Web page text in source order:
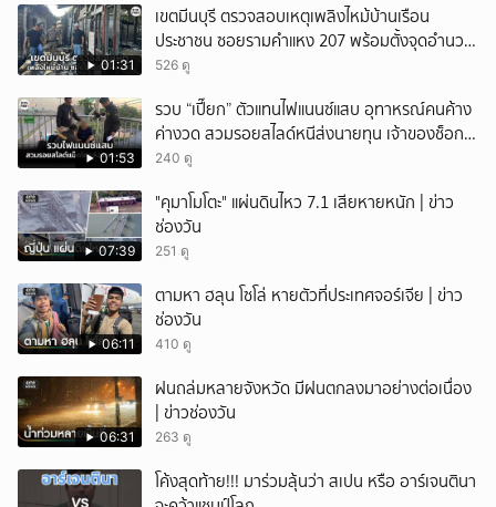
01:31
เขตมีนบุรี ตรวจสอบเหตุเพลิงไหม้บ้านเรือน
ประชาชน ซอยรามคำแหง 207 พร้อมตั้งจุดอำนวย
การช่วยเหลือ
526 ดู
01:53
รวบ “เปี๊ยก” ตัวแทนไฟแนนซ์แสบ อุทาหรณ์คนค้าง
ค่างวด สวมรอยสไลด์หนีส่งนายทุน เจ้าของช็อก
หนี้ยังอยู่ - รถปลิว เสียหายกว่า 600,000 บาท
240 ดู
07:39
"คุมาโมโตะ" แผ่นดินไหว 7.1 เสียหายหนัก | ข่าว
ช่องวัน
251 ดู
06:11
ตามหา ฮลุน โซโล่ หายตัวที่ประเทศจอร์เจีย | ข่าว
ช่องวัน
410 ดู
06:31
ฝนถล่มหลายจังหวัด มีฝนตกลงมาอย่างต่อเนื่อง
| ข่าวช่องวัน
263 ดู
โค้งสุดท้าย!!! มาร่วมลุ้นว่า สเปน หรือ อาร์เจนตินา